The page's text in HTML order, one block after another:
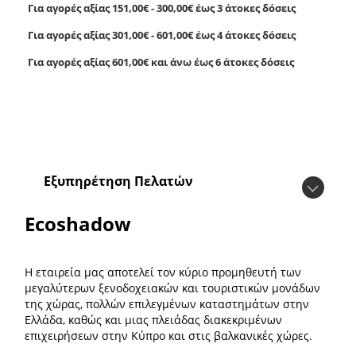
Για αγορές αξίας 151,00€ - 300,00€ έως 3 άτοκες δόσεις
Για αγορές αξίας 301,00€ - 601,00€ έως 4 άτοκες δόσεις
Για αγορές αξίας 601,00€ και άνω έως 6 άτοκες δόσεις
Εξυπηρέτηση Πελατών
Ecoshadow
Η εταιρεία μας αποτελεί τον κύριο προμηθευτή των
μεγαλύτερων ξενοδοχειακών και τουριστικών μονάδων
της χώρας, πολλών επιλεγμένων καταστημάτων στην
Ελλάδα, καθώς και μιας πλειάδας διακεκριμένων
επιχειρήσεων στην Κύπρο και στις βαλκανικές χώρες.